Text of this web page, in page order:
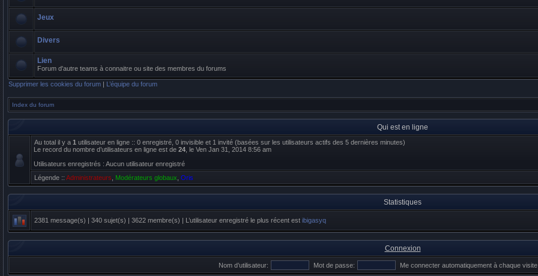
Jeux
Divers
Lien
Forum d'autre teams à connaitre ou site des membres du forums
Supprimer les cookies du forum | L’équipe du forum
Index du forum
Qui est en ligne
Au total il y a 1 utilisateur en ligne :: 0 enregistré, 0 invisible et 1 invité (basées sur les utilisateurs actifs des 5 dernières minutes)
Le record du nombre d’utilisateurs en ligne est de 24 , le Ven Jan 31, 2014 8:56 am
Utilisateurs enregistrés : Aucun utilisateur enregistré
Légende :: Administrateurs Modérateurs globaux Oris
Statistiques
2381 message(s) | 340 sujet(s) | 3622 membre(s) | L’utilisateur enregistré le plus récent est ibigasyq
Connexion
Nom d’utilisateur: Mot de passe: Me connecter automatiquement à chaque visite